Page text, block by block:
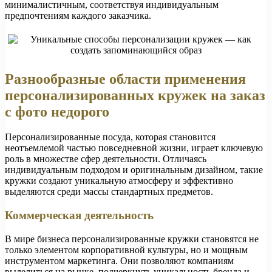
минималистичным, соответствуя индивидуальным
предпочтениям каждого заказчика.
Разнообразные области применения
персонализированных кружек на заказ
с фото недорого
Персонализированные посуда, которая становится
неотъемлемой частью повседневной жизни, играет ключевую
роль в множестве сфер деятельности. Отличаясь
индивидуальным подходом и оригинальным дизайном, такие
кружки создают уникальную атмосферу и эффективно
выделяются среди массы стандартных предметов.
Коммерческая деятельность
В мире бизнеса персонализированные кружки становятся не
только элементом корпоративной культуры, но и мощным
инструментом маркетинга. Они позволяют компаниям